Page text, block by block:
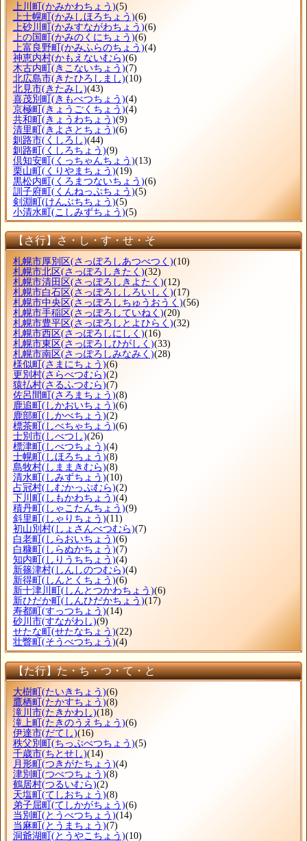
上川町(かみかわちょう)(5)
上士幌町(かみしほろちょう)(6)
上砂川町(かみすながわちょう)(6)
上の国町(かみのくにちょう)(6)
上富良野町(かみふらのちょう)(4)
神恵内村(かもえないむら)(6)
木古内町(きこないちょう)(7)
北広島市(きたひろしまし)(10)
北見市(きたみし)(43)
喜茂別町(きもべつちょう)(4)
京極町(きょうごくちょう)(4)
共和町(きょうわちょう)(9)
清里町(きよさとちょう)(6)
釧路市(くしろし)(44)
釧路町(くしろちょう)(9)
倶知安町(くっちゃんちょう)(13)
栗山町(くりやまちょう)(19)
黒松内町(くろまつないちょう)(6)
訓子府町(くんねっぷちょう)(5)
剣淵町(けんぶちちょう)(5)
小清水町(こしみずちょう)(5)
【さ行】さ・し・す・せ・そ
札幌市厚別区(さっぽろしあつべつく)(10)
札幌市北区(さっぽろしきたく)(32)
札幌市清田区(さっぽろしきよたく)(12)
札幌市白石区(さっぽろししろいしく)(17)
札幌市中央区(さっぽろしちゅうおうく)(56)
札幌市手稲区(さっぽろしていねく)(20)
札幌市豊平区(さっぽろしとよひらく)(32)
札幌市西区(さっぽろしにしく)(16)
札幌市東区(さっぽろしひがしく)(33)
札幌市南区(さっぽろしみなみく)(28)
様似町 (さまにちょう)(6)
更別村(さらべつむら)(2)
猿払村(さるふつむら)(7)
佐呂間町 (さろまちょう)(8)
鹿追町 (しかおいちょう)(6)
鹿部町 (しかべちょう)(2)
標茶町 (しべちゃちょう)(6)
士別市(しべつし)(26)
標津町 (しべつちょう)(4)
士幌町 (しほろちょう)(8)
島牧村(しままきむら)(8)
清水町 (しみずちょう)(10)
占冠村(しむかっぷむら)(2)
下川町 (しもかわちょう)(4)
積丹町 (しゃこたんちょう)(9)
斜里町 (しゃりちょう)(11)
初山別村(しょさんべつむら)(7)
白老町 (しらおいちょう)(6)
白糠町 (しらぬかちょう)(7)
知内町 (しりうちちょう)(4)
新篠津村(しんしのつむら)(4)
新得町 (しんとくちょう)(6)
新十津川町 (しんとつかわちょう)(6)
新ひだか町 (しんひだかちょう)(17)
寿都町 (すっつちょう)(14)
砂川市(すながわし)(9)
せたな町 (せたなちょう)(22)
壮瞥町 (そうべつちょう)(4)
【た行】た・ち・つ・て・と
大樹町 (たいきちょう)(6)
鷹栖町 (たかすちょう)(8)
滝川市(たきかわし)(18)
滝上町 (たきのうえちょう)(6)
伊達市(だてし)(16)
秩父別町 (ちっぷべつちょう)(5)
千歳市(ちとせし)(14)
月形町 (つきがたちょう)(4)
津別町 (つべつちょう)(8)
鶴居村(つるいむら)(2)
天塩町 (てしおちょう)(8)
弟子屈町 (てしかがちょう)(6)
当別町 (とうべつちょう)(14)
当麻町 (とうまちょう)(7)
洞爺湖町 (とうやこちょう)(10)